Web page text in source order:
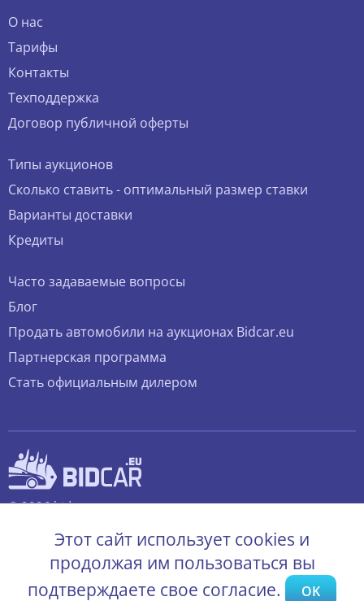
О нас
Тарифы
Контакты
Техподдержка
Договор публичной оферты
Типы аукционов
Сколько ставить - оптимальный размер ставки
Варианты доставки
Кредиты
Часто задаваемые вопросы
Блог
Продать автомобили на аукционах Bidcar.eu
Партнерская программа
Стать официальным дилером
© 2026 bidcar.eu
Этот сайт использует cookies и
продолжая им пользоваться вы
подтверждаете свое согласие.
OK